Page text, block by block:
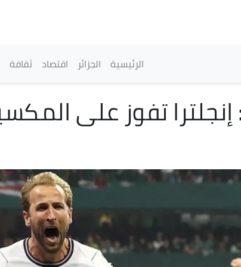
القائمة الرئيسية
الرئيسية الجزائر اقتصاد ثقافة